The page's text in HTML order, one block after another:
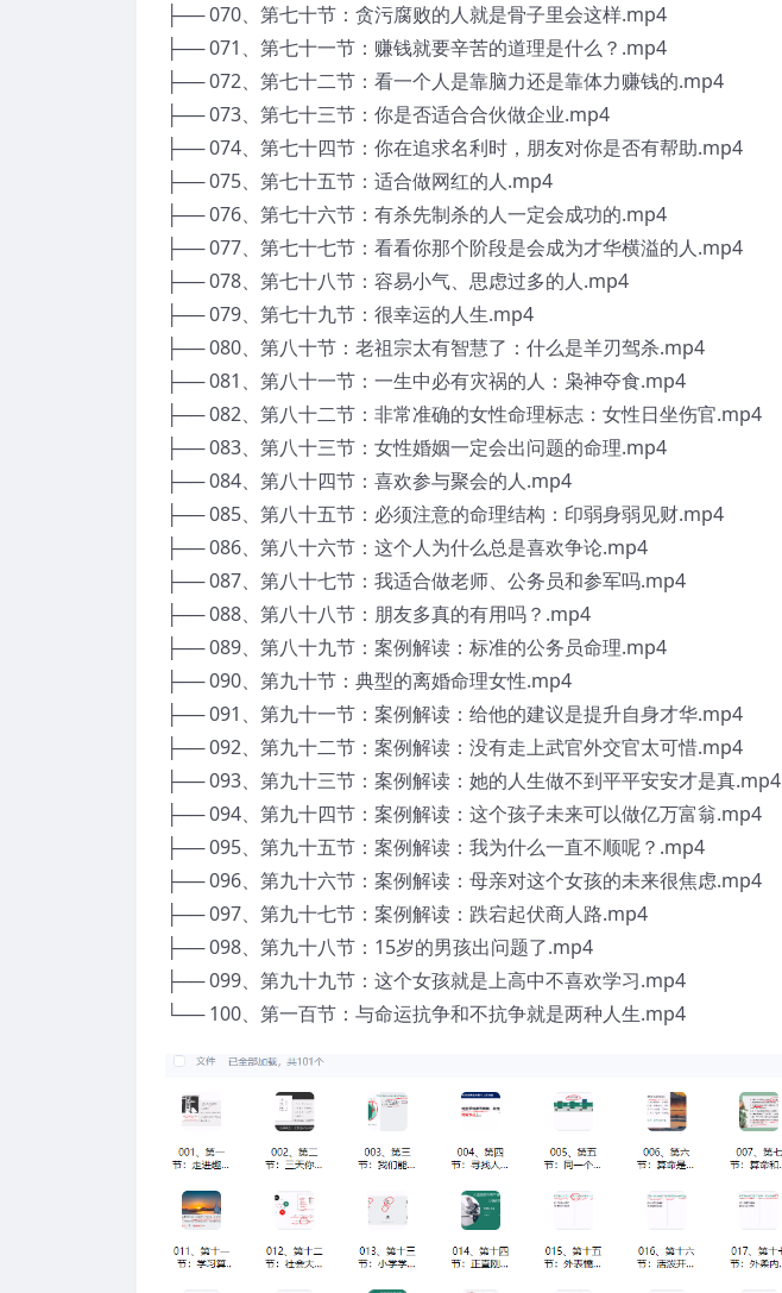
├── 070、第七十节：贪污腐败的人就是骨子里会这样.mp4
├── 071、第七十一节：赚钱就要辛苦的道理是什么？.mp4
├── 072、第七十二节：看一个人是靠脑力还是靠体力赚钱的.mp4
├── 073、第七十三节：你是否适合合伙做企业.mp4
├── 074、第七十四节：你在追求名利时，朋友对你是否有帮助.mp4
├── 075、第七十五节：适合做网红的人.mp4
├── 076、第七十六节：有杀先制杀的人一定会成功的.mp4
├── 077、第七十七节：看看你那个阶段是会成为才华横溢的人.mp4
├── 078、第七十八节：容易小气、思虑过多的人.mp4
├── 079、第七十九节：很幸运的人生.mp4
├── 080、第八十节：老祖宗太有智慧了：什么是羊刃驾杀.mp4
├── 081、第八十一节：一生中必有灾祸的人：枭神夺食.mp4
├── 082、第八十二节：非常准确的女性命理标志：女性日坐伤官.mp4
├── 083、第八十三节：女性婚姻一定会出问题的命理.mp4
├── 084、第八十四节：喜欢参与聚会的人.mp4
├── 085、第八十五节：必须注意的命理结构：印弱身弱见财.mp4
├── 086、第八十六节：这个人为什么总是喜欢争论.mp4
├── 087、第八十七节：我适合做老师、公务员和参军吗.mp4
├── 088、第八十八节：朋友多真的有用吗？.mp4
├── 089、第八十九节：案例解读：标准的公务员命理.mp4
├── 090、第九十节：典型的离婚命理女性.mp4
├── 091、第九十一节：案例解读：给他的建议是提升自身才华.mp4
├── 092、第九十二节：案例解读：没有走上武官外交官太可惜.mp4
├── 093、第九十三节：案例解读：她的人生做不到平平安安才是真.mp4
├── 094、第九十四节：案例解读：这个孩子未来可以做亿万富翁.mp4
├── 095、第九十五节：案例解读：我为什么一直不顺呢？.mp4
├── 096、第九十六节：案例解读：母亲对这个女孩的未来很焦虑.mp4
├── 097、第九十七节：案例解读：跌宕起伏商人路.mp4
├── 098、第九十八节：15岁的男孩出问题了.mp4
├── 099、第九十九节：这个女孩就是上高中不喜欢学习.mp4
└── 100、第一百节：与命运抗争和不抗争就是两种人生.mp4